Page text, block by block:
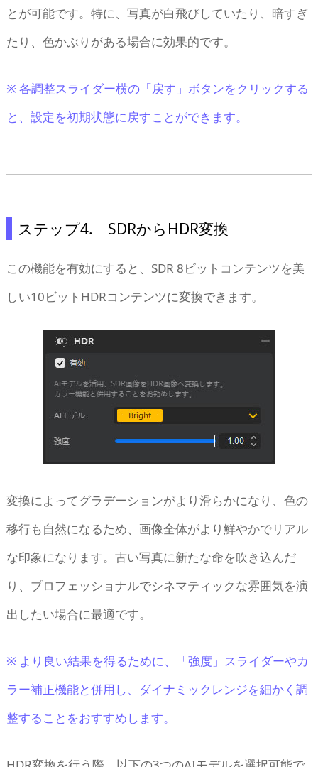
とが可能です。特に、写真が白飛びしていたり、暗すぎ
たり、色かぶりがある場合に効果的です。
※ 各調整スライダー横の「戻す」ボタンをクリックする
と、設定を初期状態に戻すことができます。
ステップ4. SDRからHDR変換
この機能を有効にすると、SDR 8ビットコンテンツを美
しい10ビットHDRコンテンツに変換できます。
変換によってグラデーションがより滑らかになり、色の
移行も自然になるため、画像全体がより鮮やかでリアル
な印象になります。古い写真に新たな命を吹き込んだ
り、プロフェッショナルでシネマティックな雰囲気を演
出したい場合に最適です。
※ より良い結果を得るために、「強度」スライダーやカ
ラー補正機能と併用し、ダイナミックレンジを細かく調
整することをおすすめします。